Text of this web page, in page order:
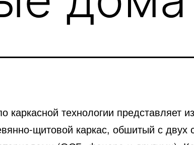
каркасной технологии представляет
щитовой каркас, обшитый с двух